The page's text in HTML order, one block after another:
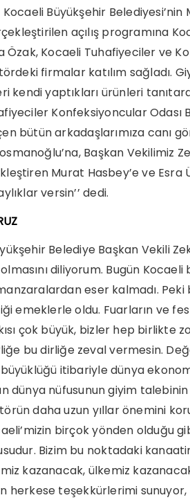
Kocaeli Büyükşehir
açılış programına
Özak, Kocaeli Tuhafiyeciler ve
firmalar katılım sağladı.
kendi yaptıkları ürünleri
Konfeksiyoncular Odası
bütün arkadaşlarımıza canı
Başkan Vekilimiz
Murat Hasbey’e ve Esra
versin’’ dedi.
Belediye Başkan Vekili
diliyorum. Bugün
eser kalmadı. Peki
emeklerle oldu. Fuarların ve
çok büyük, bizler hep birlikte
bu dirliğe zeval vermesin.
itibariyle dünya
dünya nüfusunun giyim
daha uzun yıllar önemini
birçok yönden olduğu
Bizim bu noktadaki
kazanacak, ülkemiz
herkese teşekkürlerimi sunuyor,